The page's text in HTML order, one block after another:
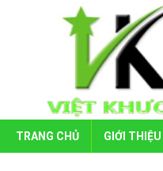
TRANG CHỦ GIỚI THIỆU